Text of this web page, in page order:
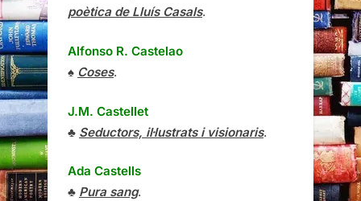
poètica de Lluís Casals.
Alfonso R. Castelao
♠ Coses.
J.M. Castellet
♣ Seductors, il·lustrats i visionaris.
Ada Castells
♣ Pura sang.